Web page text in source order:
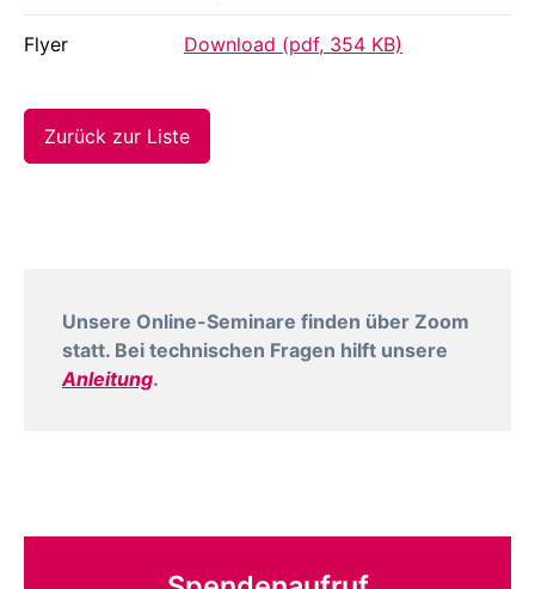
Flyer Download (pdf, 354 KB)
Zurück zur Liste
Unsere Online-Seminare finden über Zoom
statt. Bei technischen Fragen hilft unsere
Anleitung.